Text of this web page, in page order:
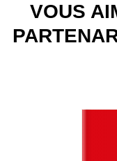
VOUS